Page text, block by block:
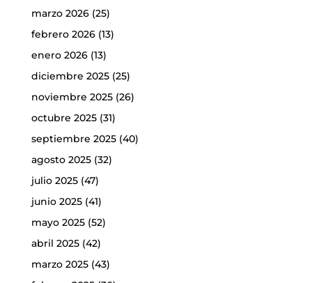
marzo 2026(25)
febrero 2026(13)
enero 2026(13)
diciembre 2025(25)
noviembre 2025(26)
octubre 2025(31)
septiembre 2025(40)
agosto 2025(32)
julio 2025(47)
junio 2025(41)
mayo 2025(52)
abril 2025(42)
marzo 2025(43)